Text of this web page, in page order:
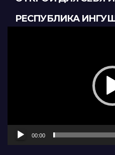
РЕСПУБЛИКА
00:00